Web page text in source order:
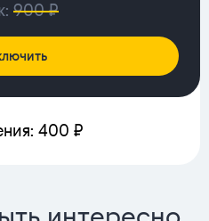
900 ₽
400 ₽